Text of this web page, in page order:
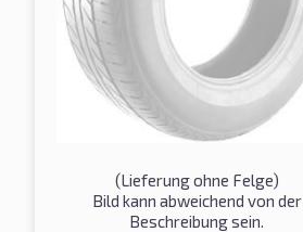
(Lieferung ohne Felge)
Bild kann abweichend von der
Beschreibung sein.